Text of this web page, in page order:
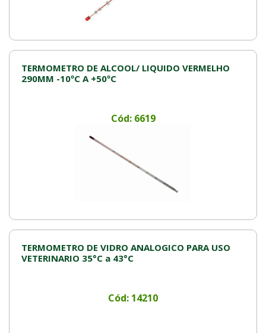
TERMOMETRO DE ALCOOL/ LIQUIDO VERMELHO
290MM -10ºC A +50ºC
Cód: 6619
TERMOMETRO DE VIDRO ANALOGICO PARA USO
VETERINARIO 35°C a 43°C
Cód: 14210